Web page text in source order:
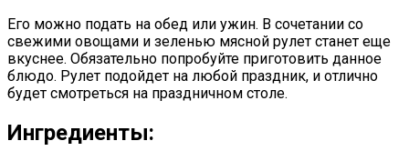
Его можно подать на обед или ужин. В сочетании со
свежими овощами и зеленью мясной рулет станет еще
вкуснее. Обязательно попробуйте приготовить данное
блюдо. Рулет подойдет на любой праздник, и отлично
будет смотреться на праздничном столе.
Ингредиенты: